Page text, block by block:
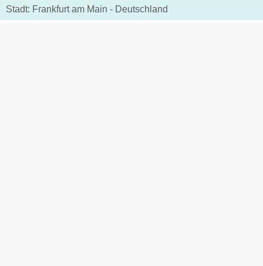
Stadt: Frankfurt am Main - Deutschland